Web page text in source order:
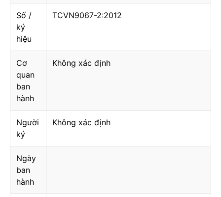
Số /
ký
hiệu
TCVN9067-2:2012
Cơ
quan
ban
hành
Không xác định
Người
ký
Không xác định
Ngày
ban
hành